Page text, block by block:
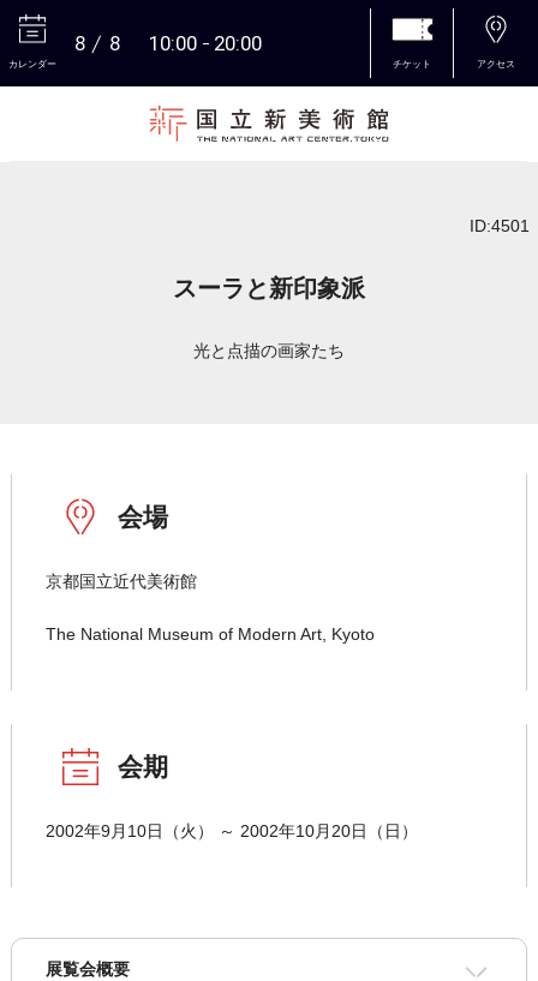
カレンダー
8 8 10:00 20:00
チケット アクセス
ID:4501
スーラと新印象派
光と点描の画家たち
会場
京都国立近代美術館
The National Museum of Modern Art, Kyoto
会期
2002年9月10日（火） ～ 2002年10月20日（日）
展覧会概要